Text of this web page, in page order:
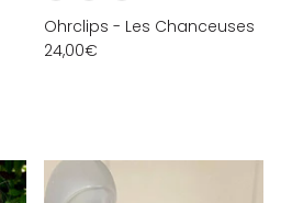
Ohrclips - Les Chanceuses
24,00€